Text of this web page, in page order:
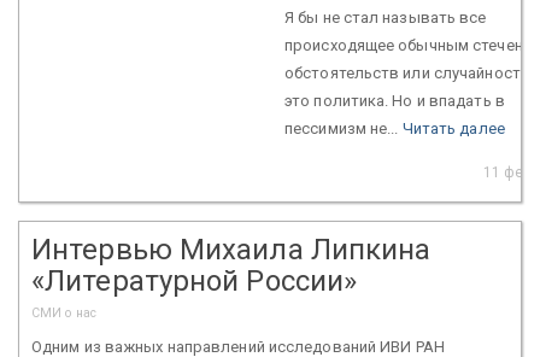
Я бы не стал называть все
происходящее обычным
обстоятельств или
это политика. Но и впадать в
пессимизм не... Читать далее
11
Интервью Михаила Липкина
«Литературной России»
СМИ о нас
Одним из важных направлений исследований ИВИ РАН